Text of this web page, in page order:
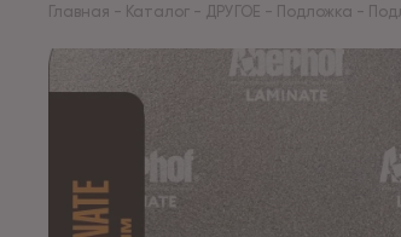
Главная - Каталог - ДРУГОЕ - Подложка -